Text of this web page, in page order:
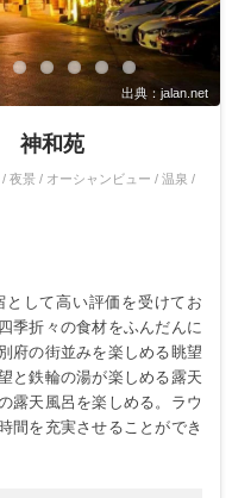
出典：jalan.net
神和苑
夜景 / オーシャンビュー / 温泉 /
して高い評価を受けてお
季折々の食材をふんだんに
府の街並みを楽しめる眺望
と鉄輪の湯が楽しめる露天
露天風呂を楽しめる。ラウ
間を充実させることができ